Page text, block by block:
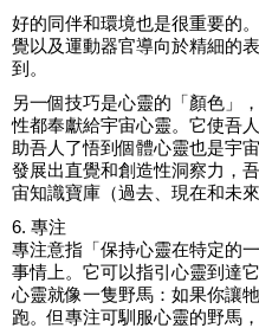
好的同伴和環境也是很重要的
覺以及運動器官導向於精細的
到。
另一個技巧是心靈的「顏色」
性都奉獻給宇宙心靈。它使吾
助吾人了悟到個體心靈也是宇
發展出直覺和創造性洞察力，
宙知識寶庫（過去、現在和未
6. 專注
專注意指「保持心靈在特定的
事情上。它可以指引心靈到達
心靈就像一隻野馬：如果你讓
跑。但專注可馴服心靈的野馬